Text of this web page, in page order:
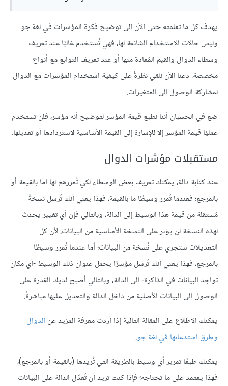
يهدف كل ما تعلمته حتى الآن إلى توضيح فكرة المؤشرات في لغة جو
وليس حالات الاستخدام الشائعة لها، فهي تُستخدم غالبًا عند تعريف
وسطاء الدوال والقيم المُعادة منها أو عند تعريف التوابع مع أنواع
مخصصة. دعنا الآن نلقي نظرةً على كيفية استخدام المؤشرات مع الدوال
لمشاركة الوصول إلى المتغيرات.
ضع في الحسبان أننا نطبع قيمة المؤشر لتوضيح أنه مؤشر، فلن تستخدم
عمليًا قيمة المؤشر إلا للإشارة إلى القيمة الأساسية لاستردادها أو تعديلها.
مستقبلات مؤشرات الدوال
عند كتابة دالة، يمكنك تعريف بعض الوسطاء لكي تُمررهم لها إما بالقيمة أو
بالمرجع؛ فعندما تُمرر وسيطًا ما بالقيمة، فهذا يعني أنك تُرسل نسخةً
مُستقلة من قيمة هذا الوسيط إلى الدالة، وبالتالي فإن أي تغيير يحدث
لهذه النسخة لن يؤثر على النسخة الأساسية من البيانات، لأن كل
التعديلات ستجري على نُسخة من البيانات؛ أما عندما تُمرر وسيطًا
بالمرجع، فهذا يعني أنك تُرسل مؤشرًا يحمل عنوان ذلك الوسيط -أي مكان
تواجد البيانات في الذاكرة- إلى الدالة، وبالتالي أصبح لديك القدرة على
الوصول إلى البيانات الأصلية من داخل الدالة والتعديل عليها مباشرةً.
يمكنك الاطلاع على المقالة التالية إذا أردت معرفة المزيد عن الدوال
وطرق استدعائها في لغة جو.
يمكنك طبعًا تمرير أي وسيط بالطريقة التي تُريدها (بالقيمة أو بالمرجع)،
فهذا يعتمد على ما تحتاجه؛ فإذا كنت تريد أن تُعدّل الدالة على البيانات